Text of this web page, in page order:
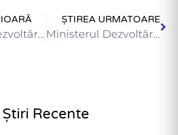
Ministerul Dezvoltării a achitat facturi de peste 64,7 milioane de…
ȘTIREA URMATOARE
Ministerul Dezvoltării a construit 75 de creșe noi și moderne…
Știri Recente